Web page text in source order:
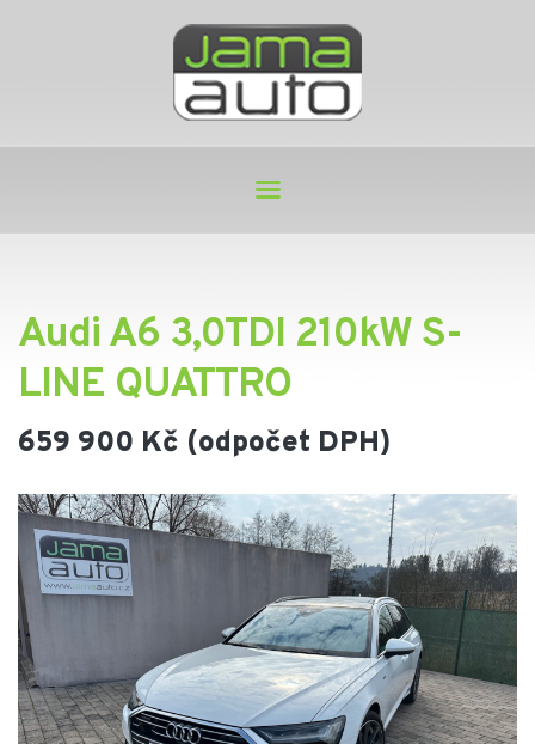
Audi A6 3,0TDI 210kW S-
LINE QUATTRO
659 900 Kč (odpočet DPH)